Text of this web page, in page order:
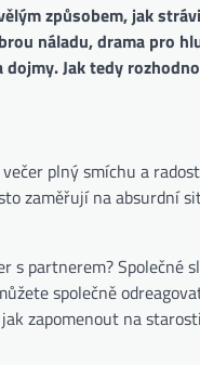
způsobem, jak
náladu, drama pro
Jak tedy
plný smíchu a
zaměřují na absurdní
s partnerem?
společně
zapomenout na